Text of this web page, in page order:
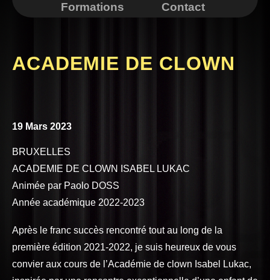
Formations
Contact
ACADEMIE DE CLOWN
19 Mars 2023
BRUXELLES
ACADEMIE DE CLOWN ISABEL LUKAC
Animée par Paolo DOSS
Année académique 2022-2023
Après le franc succès rencontré tout au long de la
première édition 2021-2022, je suis heureux de vous
convier aux cours de l’Académie de clown Isabel Lukac,